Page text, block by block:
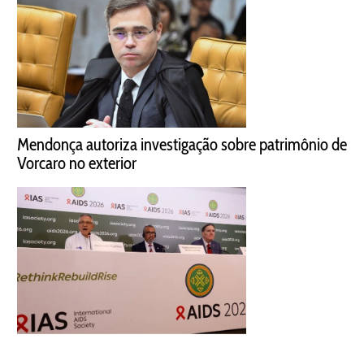
Mendonça autoriza investigação sobre patrimônio de
Vorcaro no exterior